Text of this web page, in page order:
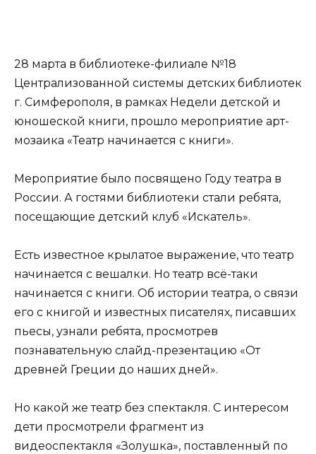
28 марта в библиотеке-филиале №18
Централизованной системы детских библиотек
г. Симферополя, в рамках Недели детской и
юношеской книги, прошло мероприятие арт-
мозаика «Театр начинается с книги».
Мероприятие было посвящено Году театра в
России. А гостями библиотеки стали ребята,
посещающие детский клуб «Искатель».
Есть известное крылатое выражение, что театр
начинается с вешалки. Но театр всё-таки
начинается с книги. Об истории театра, о связи
его с книгой и известных писателях, писавших
пьесы, узнали ребята, просмотрев
познавательную слайд-презентацию «От
древней Греции до наших дней».
Но какой же театр без спектакля. С интересом
дети просмотрели фрагмент из
видеоспектакля «Золушка», поставленный по